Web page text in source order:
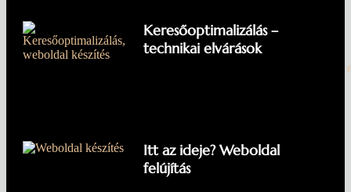
Weboldal készítés – Digitális
Keresőoptimalizálás –
technikai elvárások
Itt az ideje? Weboldal
felújítás